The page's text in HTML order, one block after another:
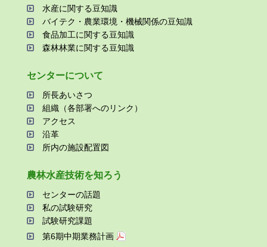
⽔産に関する⾖知識
バイテク・農業環境・機械関係の⾖知識
⾷品加⼯に関する⾖知識
森林林業に関する⾖知識
センターについて
所⻑あいさつ
組織（各部署へのリンク）
アクセス
沿⾰
所内の施設配置図
農林⽔産技術を知ろう
センターの話題
私の試験研究
試験研究課題
第6期中期業務計画